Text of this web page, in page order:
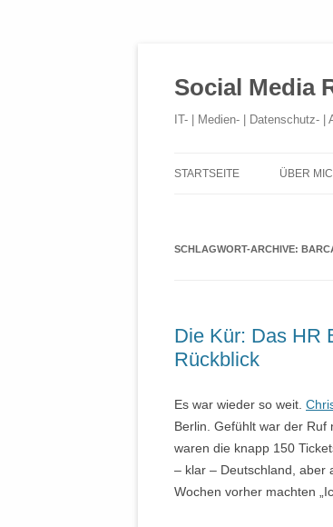
Social Media
IT- | Medien- | Datenschutz- |
STARTSEITE ÜBER
SCHLAGWORT-ARCHIVE:
Die Kür: Das HR
Rückblick
Es war wieder so weit.
Berlin. Gefühlt war der Ruf
waren die knapp 150
– klar – Deutschland, aber
Wochen vorher machten